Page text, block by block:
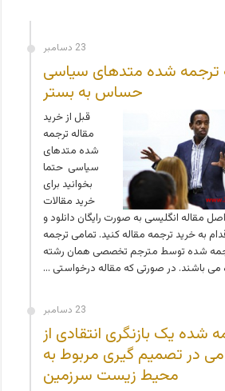
23 دسامبر
ترجمه شده متدهای سیاسی
حساس به بستر
قبل از خرید
مقاله ترجمه
شده متدهای
سیاسی حتما
بخوانید برای
خرید مقالات
اصل مقاله انگلیسی به صورت رایگان دانلود و
به خرید ترجمه مقاله کنید. تمامی ترجمه
شده توسط مترجم تخصصی همان رشته
می باشند. در صورتی که مقاله درخواستی …
23 دسامبر
شده یک بازنگری انتقادی از
در تصمیم گیری مربوط به
محیط زیست سرزمین